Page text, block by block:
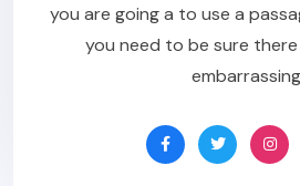
you are going a to use a
you need to be sure there